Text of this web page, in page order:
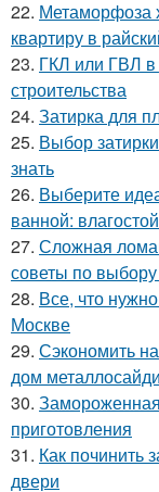
22. Метаморфоза
квартиру в
23. ГКЛ или ГВЛ в
строительства
24. Затирка для
25. Выбор
знать
26. Выберите
ванной:
27. Сложная
советы по выбору
28. Все, что
Москве
29. Сэкономить
дом
30.
приготовления
31. Как починить
двери